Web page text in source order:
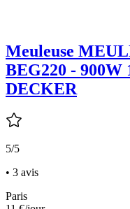
Meuleuse
BEG220 -
DECKER
5/5
• 3 avis
Paris